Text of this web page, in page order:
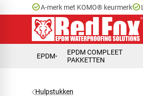
check_circleA-merk met KOMO® keurmerkcheck_circle
EPDM
EPDM COMPLEET
PAKKETTEN
Hulpstukken